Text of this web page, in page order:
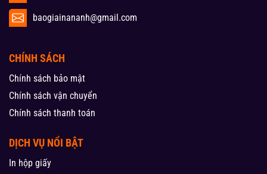
baogiainananh@gmail.com
CHÍNH SÁCH
Chính sách bảo mật
Chính sách vận chuyển
Chính sách thanh toán
DỊCH VỤ NỔI BẬT
In hộp giấy